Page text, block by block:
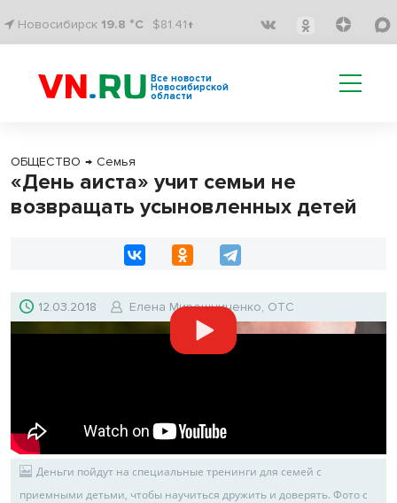
Новосибирск 19.8 °C $81.41↑
Все новости
Новосибирской
области
ОБЩЕСТВО → Семья
«День аиста» учит семьи не
возвращать усыновленных детей
12.03.2018 Елена Мирошниченко, ОТС
Деньги пойдут на специальные тренинги для семей с
приемными детьми, чтобы научиться дружить и доверять. Фото с